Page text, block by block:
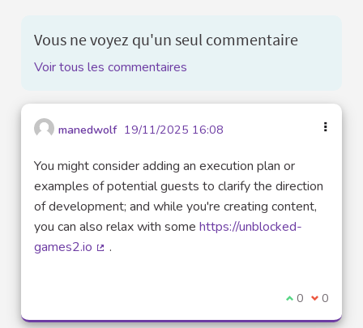
Vous ne voyez qu'un seul commentaire
Voir tous les commentaires
manedwolf 19/11/2025 16:08
You might consider adding an execution plan or
examples of potential guests to clarify the direction
of development; and while you're creating content,
you can also relax with some https://unblocked-
games2.io
.
Je suis
0 Je ne
0